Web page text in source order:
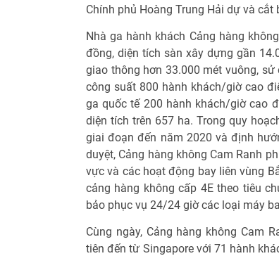
Chính phủ Hoàng Trung Hải dự và cắt
Nhà ga hành khách Cảng hàng
đồng, diện tích sàn xây dựng gần
giao thông hơn 33.000 mét vuông,
công suất 800 hành khách/giờ cao
ga quốc tế 200 hành khách/giờ cao
diện tích trên 657 ha. Trong quy
giai đoạn đến năm 2020 và định
duyệt, Cảng hàng không Cam Ranh
vực và các hoạt động bay liên vùng
cảng hàng không cấp 4E theo tiêu
bảo phục vụ 24/24 giờ các loại máy
Cùng ngày, Cảng hàng không Cam
tiên đến từ Singapore với 71 hành